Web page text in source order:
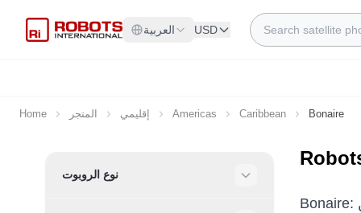
العربية USD
Search
Home المتجر إقليمي Americas Caribbean Bonaire
Skip to product list
نوع الروبوت